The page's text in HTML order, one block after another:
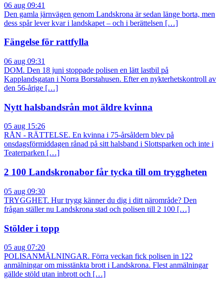
06 aug 09:41
Den gamla järnvägen genom Landskrona är sedan länge borta, men
dess spår lever kvar i landskapet – och i berättelsen […]
Fängelse för rattfylla
06 aug 09:31
DOM. Den 18 juni stoppade polisen en lätt lastbil på
Kapplandsgatan i Norra Borstahusen. Efter en nykterhetskontroll av
den 56-årige […]
Nytt halsbandsrån mot äldre kvinna
05 aug 15:26
RÅN - RÄTTELSE. En kvinna i 75-årsåldern blev på
onsdagsförmiddagen rånad på sitt halsband i Slottsparken och inte i
Teaterparken […]
2 100 Landskronabor får tycka till om tryggheten
05 aug 09:30
TRYGGHET. Hur trygg känner du dig i ditt närområde? Den
frågan ställer nu Landskrona stad och polisen till 2 100 […]
Stölder i topp
05 aug 07:20
POLISANMÄLNINGAR. Förra veckan fick polisen in 122
anmälningar om misstänkta brott i Landskrona. Flest anmälningar
gällde stöld utan inbrott och […]